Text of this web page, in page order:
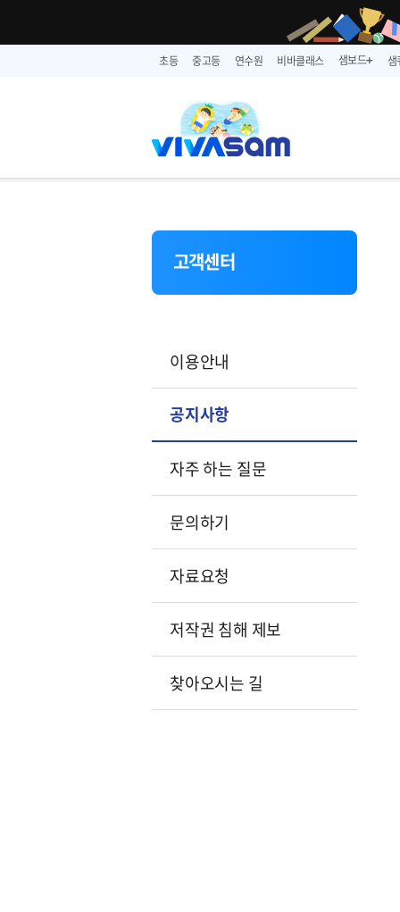
초등 중고등 연수원 비바클래스 샘보드➕
고객센터
이용안내
공지사항
자주 하는 질문
문의하기
자료요청
저작권 침해 제보
찾아오시는 길